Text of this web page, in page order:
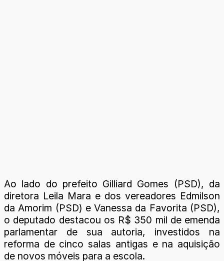
Ao lado do prefeito Gilliard Gomes (PSD), da
diretora Leila Mara e dos vereadores Edmilson
da Amorim (PSD) e Vanessa da Favorita (PSD),
o deputado destacou os R$ 350 mil de emenda
parlamentar de sua autoria, investidos na
reforma de cinco salas antigas e na aquisição
de novos móveis para a escola.